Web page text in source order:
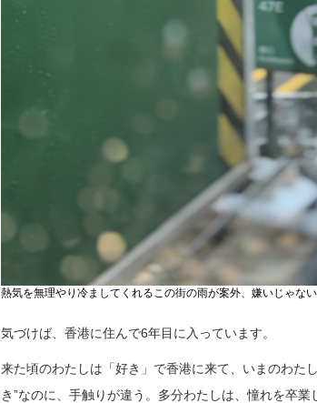
熱気を無理やり冷ましてくれるこの街の雨が案外、嫌いじゃない
気づけば、香港に住んで6年目に入っています。
来た頃のわたしは「好き」で香港に来て、いまのわた
き”なのに、手触りが違う。多分わたしは、憧れを卒